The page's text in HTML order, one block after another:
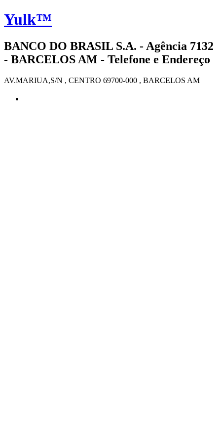
Yulk™
BANCO DO BRASIL S.A. - Agência 7132
- BARCELOS AM - Telefone e Endereço
AV.MARIUA,S/N , CENTRO 69700-000 , BARCELOS AM